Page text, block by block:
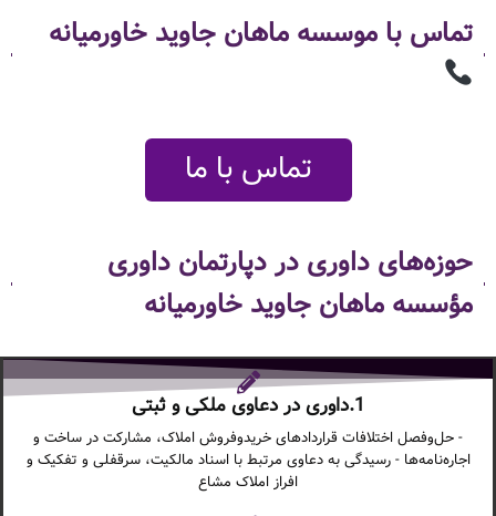
تماس با موسسه ماهان جاوید خاورمیانه
تماس با ما
حوزه‌های داوری در دپارتمان داوری
مؤسسه ماهان جاوید خاورمیانه
1.داوری در دعاوی ملکی و ثبتی
- حل‌وفصل اختلافات قراردادهای خریدوفروش املاک، مشارکت در ساخت و
اجاره‌نامه‌ها - رسیدگی به دعاوی مرتبط با اسناد مالکیت، سرقفلی و تفکیک و
افراز املاک مشاع